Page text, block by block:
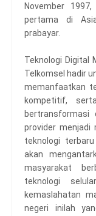
November
pertama di
prabayar.
Teknologi Digital
Telkomsel hadir
memanfaatkan
kompetitif,
bertransformasi
provider menjadi
teknologi
akan
masyarakat
teknologi
kemaslahatan
negeri inilah